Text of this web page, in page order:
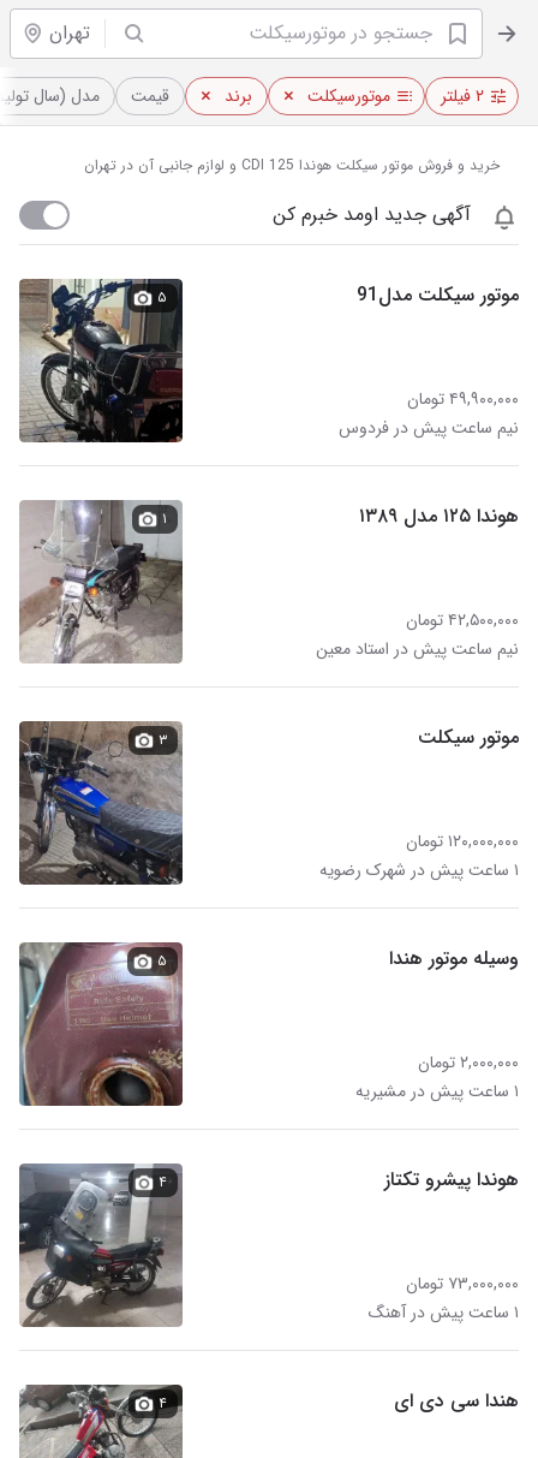
تهران
۲ فیلتر موتورسیکلت برند قیمت مدل (سال
خرید و فروش موتور سیکلت هوندا CDI 125 و لوازم جانبی آن در تهران
آگهی جدید اومد خبرم کن
موتور سیکلت مدل91
۴۹,۹۰۰,۰۰۰ تومان
نیم ساعت پیش در فردوس
۵
هوندا ۱۲۵ مدل ۱۳۸۹
۴۲,۵۰۰,۰۰۰ تومان
نیم ساعت پیش در استاد معین
۱
موتور سیکلت
۱۲۰,۰۰۰,۰۰۰ تومان
۱ ساعت پیش در شهرک رضویه
۳
وسیله موتور هندا
۲,۰۰۰,۰۰۰ تومان
۱ ساعت پیش در مشیریه
۵
هوندا پیشرو تکتاز
۷۳,۰۰۰,۰۰۰ تومان
۱ ساعت پیش در آهنگ
۴
هندا سی دی ای ۴